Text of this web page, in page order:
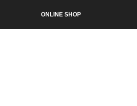
ONLINE SHOP